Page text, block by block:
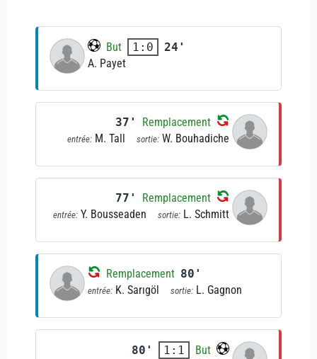
But 1:0
24'
A. Payet
37' Remplacement
entrée: M. Tall sortie: W. Bouhadiche
77' Remplacement
entrée: Y. Bousseaden sortie: L. Schmitt
Remplacement 80'
entrée: K. Sarıgöl sortie: L. Gagnon
80' 1:1
But